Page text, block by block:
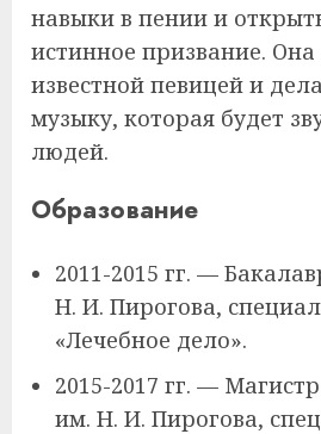
навыки в пении и
истинное призвание. Она
известной певицей и
музыку, которая будет
людей.
Образование
2011-2015 гг. —
Н. И. Пирогова,
«Лечебное дело».
2015-2017 гг. —
им. Н. И. Пирогова,